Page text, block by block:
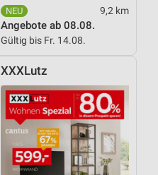
9,2 km
Angebote ab 08.08.
Gültig bis Fr. 14.08.
XXXLutz